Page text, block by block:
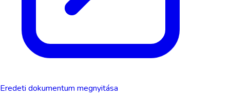
Eredeti dokumentum megnyitása